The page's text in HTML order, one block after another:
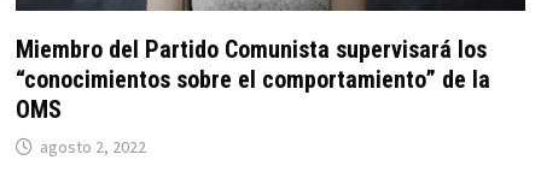
Miembro del Partido Comunista supervisará los
“conocimientos sobre el comportamiento” de la
OMS
agosto 2, 2022